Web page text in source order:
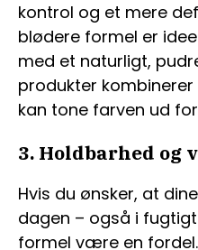
kontrol og et mere
blødere formel er
med et naturligt,
produkter
kan tone farven ud
3. Holdbarhed og
Hvis du ønsker, at
dagen – også i
formel være en